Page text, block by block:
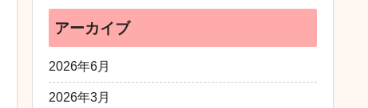
アーカイブ
2026年6月
2026年3月